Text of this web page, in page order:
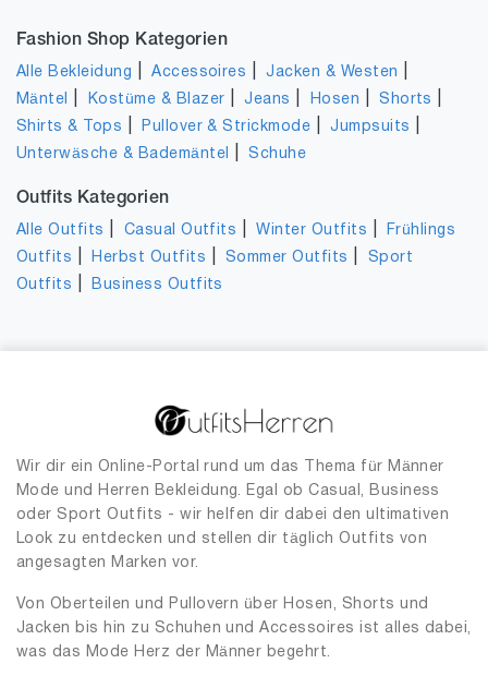
Fashion Shop Kategorien
Alle Bekleidung |Accessoires |Jacken & Westen
Mäntel Kostüme & Blazer |Jeans Hosen |Shorts
Shirts & Tops Pullover & Strickmode |Jumpsuits
Unterwäsche & Bademäntel |Schuhe
Outfits Kategorien
Alle Outfits Casual Outfits |Winter Outfits
Frühlings
Outfits
Herbst Outfits Sommer Outfits
Sport
Outfits
Business Outfits
Wir dir ein Online-Portal rund um das Thema für Männer
Mode und Herren Bekleidung. Egal ob Casual, Business
oder Sport Outfits - wir helfen dir dabei den ultimativen
Look zu entdecken und stellen dir täglich Outfits von
angesagten Marken vor.
Von Oberteilen und Pullovern über Hosen, Shorts und
Jacken bis hin zu Schuhen und Accessoires ist alles dabei,
was das Mode Herz der Männer begehrt.